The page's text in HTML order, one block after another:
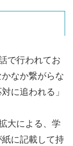
で行われてお
なか繋がらな
に追われる」
大による、学
に記載して持